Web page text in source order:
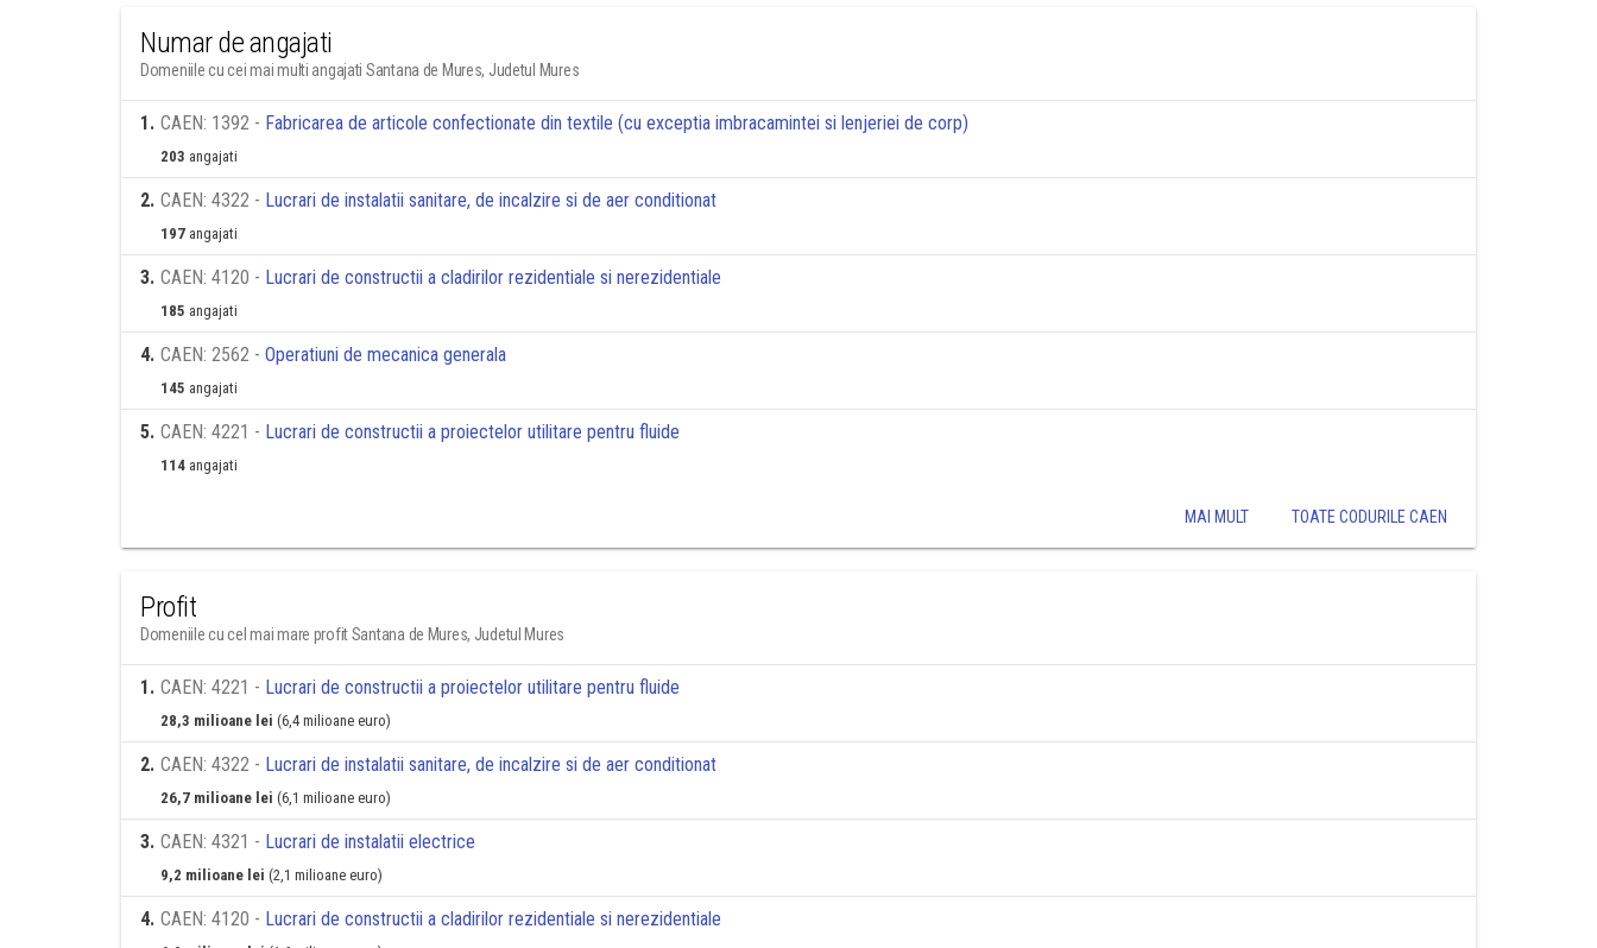
Numar de angajati
Domeniile cu cei mai multi angajati Santana de Mures, Judetul Mures
1. CAEN: 1392 - Fabricarea de articole confectionate din textile (cu exceptia imbracamintei si lenjeriei de corp)
203 angajati
2. CAEN: 4322 - Lucrari de instalatii sanitare, de incalzire si de aer conditionat
197 angajati
3. CAEN: 4120 - Lucrari de constructii a cladirilor rezidentiale si nerezidentiale
185 angajati
4. CAEN: 2562 - Operatiuni de mecanica generala
145 angajati
5. CAEN: 4221 - Lucrari de constructii a proiectelor utilitare pentru fluide
114 angajati
MAI MULT TOATE CODURILE CAEN
Profit
Domeniile cu cel mai mare profit Santana de Mures, Judetul Mures
1. CAEN: 4221 - Lucrari de constructii a proiectelor utilitare pentru fluide
28,3 milioane lei (6,4 milioane euro)
2. CAEN: 4322 - Lucrari de instalatii sanitare, de incalzire si de aer conditionat
26,7 milioane lei (6,1 milioane euro)
3. CAEN: 4321 - Lucrari de instalatii electrice
9,2 milioane lei (2,1 milioane euro)
4. CAEN: 4120 - Lucrari de constructii a cladirilor rezidentiale si nerezidentiale